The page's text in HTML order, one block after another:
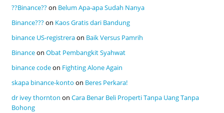
??Binance??on Belum Apa-apa Sudah Nanya
Binance???on Kaos Gratis dari Bandung
binance US-registreraon Baik Versus Pamrih
Binanceon Obat Pembangkit Syahwat
binance codeon Fighting Alone Again
skapa binance-konto on Beres Perkara!
dr ivey thornton on Cara Benar Beli Properti Tanpa Uang Tanpa
Bohong